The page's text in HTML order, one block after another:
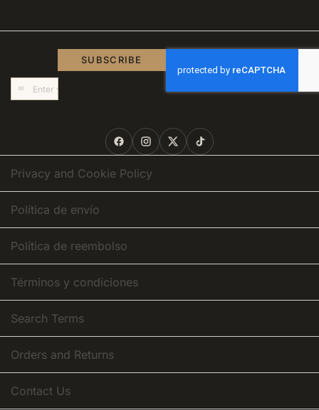
Sign
Up
Newsletter:
SUBSCRIBE
Privacy and Cookie Policy
Política de envío
Política de reembolso
Términos y condiciones
Search Terms
Orders and Returns
Contact Us